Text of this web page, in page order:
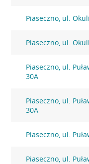
Piaseczno, ul.
Piaseczno, ul.
Piaseczno, ul.
30A
Piaseczno, ul.
30A
Piaseczno, ul.
Piaseczno, ul.